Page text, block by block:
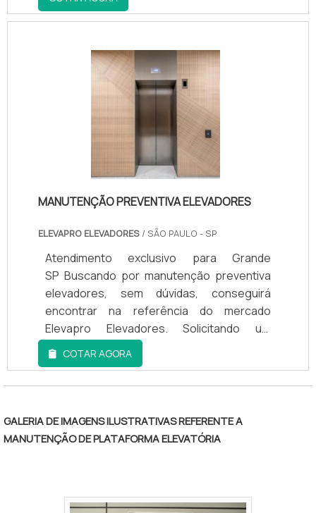
elevadores e escadas rolantes e
equipamentos Atlas, Otis, Thyssen e
demais marcas com ótima qualidade e
precisão.Para tal sucesso, a empresa
investiu em profissionais competentes e
em equipamentos inovadores. A Elevapro
Elevadores é uma empresa que tem se
destacado no segmento pela idoneidade
em tudo que faz, fechando todo o ciclo de
entrega com excelência para seus
parceiros..
MANUTENÇÃO PREVENTIVA ELEVADORES
ELEVAPRO ELEVADORES / SÃO PAULO - SP
Atendimento exclusivo para Grande
SP Buscando por manutenção preventiva
elevadores, sem dúvidas, conseguirá
encontrar na referência do mercado
Elevapro Elevadores. Solicitando um
orçamento por meio da maior empresa da
área e conhecendo a melhor referência em
MANUTENÇÃO PREVENTIVA
ELEVADORESSe alguém pesquisar
Elevadores. Com grande know-how focado
COTAR AGORA
GALERIA DE IMAGENS ILUSTRATIVAS REFERENTE A
MANUTENÇÃO DE PLATAFORMA ELEVATÓRIA